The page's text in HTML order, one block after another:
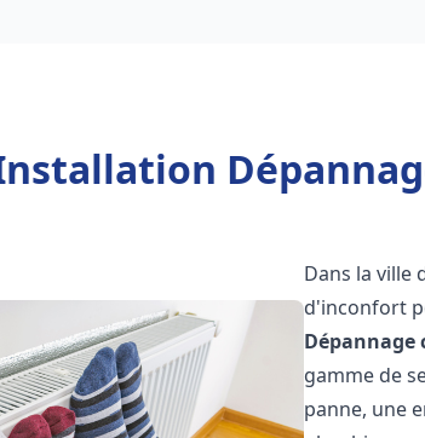
Dans la ville
d'inconfort
Dépannage
gamme de
panne, une